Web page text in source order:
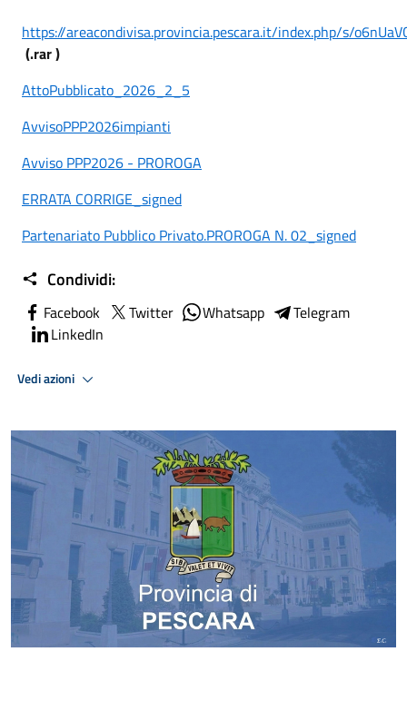
https://areacondivisa.provincia.pescara.it/index.php/s/
(.rar )
AttoPubblicato_2026_2_5
AvvisoPPP2026impianti
Avviso PPP2026 - PROROGA
ERRATA CORRIGE_signed
Partenariato Pubblico Privato.PROROGA N. 02_signed
Condividi:
Facebook Twitter Whatsapp
Telegram
LinkedIn
Vedi azioni